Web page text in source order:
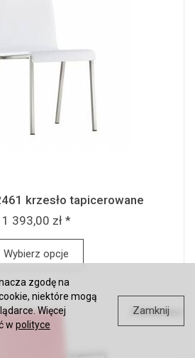
krzesło tapicerowane
1 393,00 zł *
Wybierz opcje
zgodę na
niektóre mogą
Więcej
w polityce
Zamknij